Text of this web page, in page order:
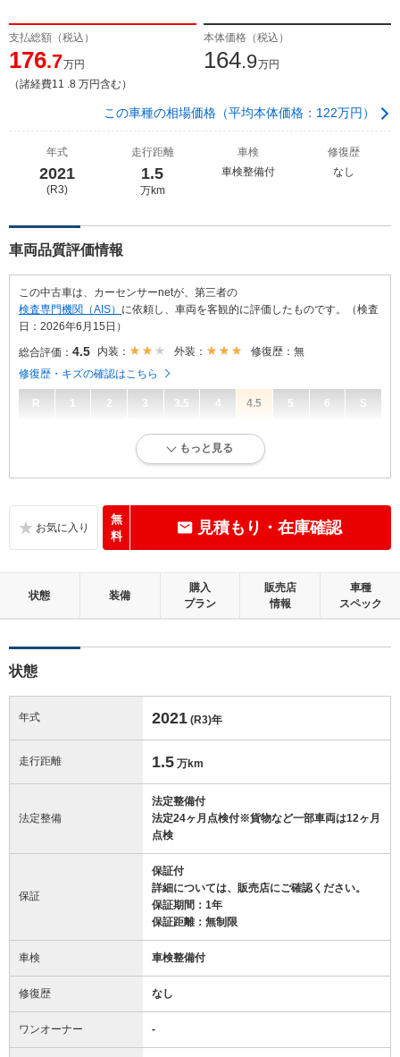
支払総額（税込）
176.7万円
（諸経費11 .8 万円含む）
本体価格（税込）
164.9万円
この車種の相場価格（平均本体価格：122万円）
年式
2021
(R3)
走行距離
1.5
万km
車検
車検整備付
修復歴
なし
車両品質評価情報
この中古車は、カーセンサーnetが、第三者の
検査専門機関（AIS） に依頼し、車両を客観的に評価したものです。（検査
日：2026年6月15日）
総合評価： 4.5 内装： 外装：
修復歴：無
修復歴・キズの確認はこちら
R 1 2 3 3.5 4 4.5 5 6 S
内外装に目立たない軽微なキズ、ヘコミが少し認められますが、良好な
標準的に使用されていて、多少のコゲ、スレ、キズがあります。
外装：
無キズ、もしくはキズやヘコミなどがほぼない、とても綺麗な状態で
修復歴：無
もっと見る
無
料
見積もり・在庫確認
状態 装備
購入
プラン
販売店
情報
車種
スペック
状態
年式 2021 (R3)年
走行距離 1.5 万km
法定整備
法定整備付
法定24ヶ月点検付※貨物など一部車両は12ヶ月
点検
保証
保証付
詳細については、販売店にご確認ください。
保証期間：1年
保証距離：無制限
車検 車検整備付
修復歴 なし
ワンオーナー -